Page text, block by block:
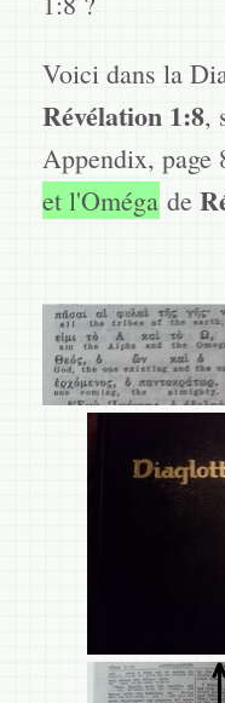
Voici dans la
Révélation 1:8,
Appendix, page
et l'Oméga de